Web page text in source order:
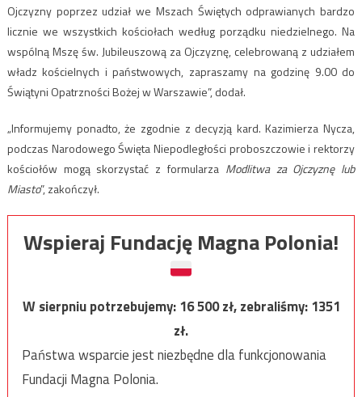
Ojczyzny poprzez udział we Mszach Świętych odprawianych bardzo
licznie we wszystkich kościołach według porządku niedzielnego. Na
wspólną Mszę św. Jubileuszową za Ojczyznę, celebrowaną z udziałem
władz kościelnych i państwowych, zapraszamy na godzinę 9.00 do
Świątyni Opatrzności Bożej w Warszawie”, dodał.
„Informujemy ponadto, że zgodnie z decyzją kard. Kazimierza Nycza,
podczas Narodowego Święta Niepodległości proboszczowie i rektorzy
kościołów mogą skorzystać z formularza Modlitwa za Ojczyznę lub
Miasto”, zakończył.
Wspieraj Fundację Magna Polonia!
W sierpniu potrzebujemy:16 500zł, zebraliśmy:1351
zł.
Państwa wsparcie jest niezbędne dla funkcjonowania
Fundacji Magna Polonia.